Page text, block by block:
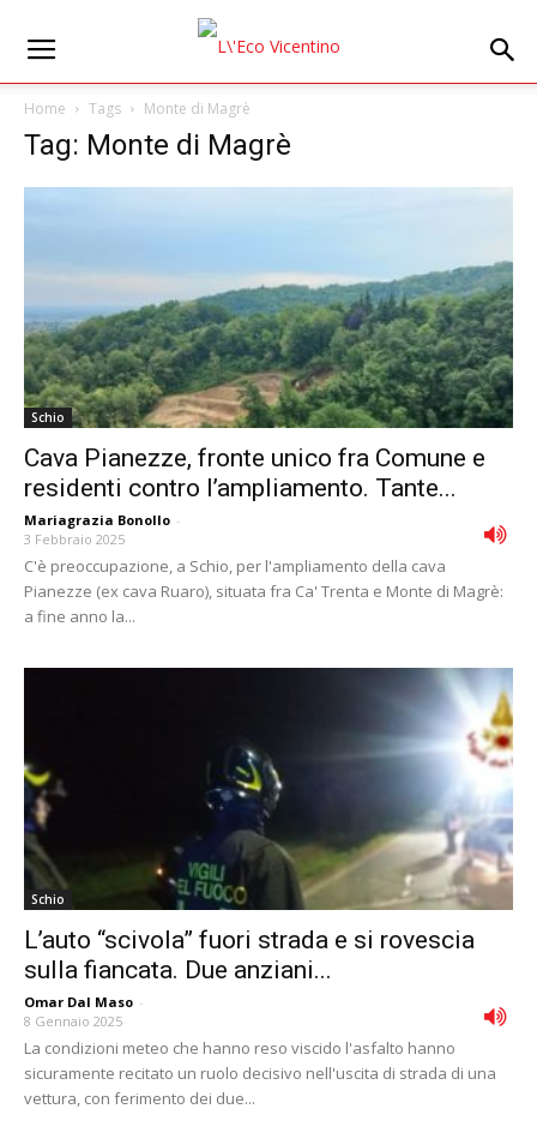
Home Tags Monte di Magrè
Tag: Monte di Magrè
Schio
Cava Pianezze, fronte unico fra Comune e
residenti contro l’ampliamento. Tante...
Mariagrazia Bonollo -
3 Febbraio 2025
C'è preoccupazione, a Schio, per l'ampliamento della cava
Pianezze (ex cava Ruaro), situata fra Ca' Trenta e Monte di Magrè:
a fine anno la...
Schio
L’auto “scivola” fuori strada e si rovescia
sulla fiancata. Due anziani...
Omar Dal Maso -
8 Gennaio 2025
La condizioni meteo che hanno reso viscido l'asfalto hanno
sicuramente recitato un ruolo decisivo nell'uscita di strada di una
vettura, con ferimento dei due...